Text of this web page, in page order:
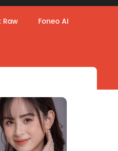
Raw Foneo AI